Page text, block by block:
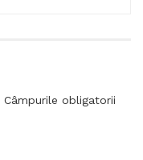
Câmpurile obligatorii